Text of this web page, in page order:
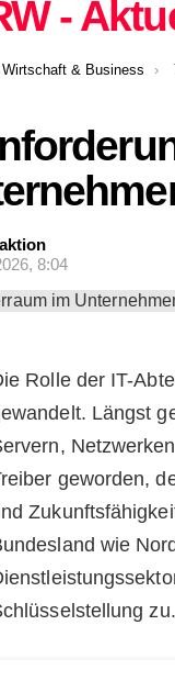
Wirtschaft & Business
8:04
Rolle der IT-
Längst
geworden,
wie
zu.